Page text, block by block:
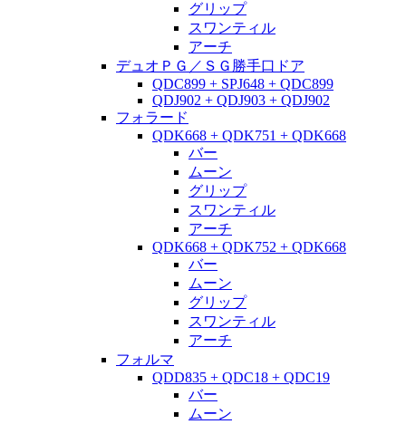
グリップ
スワンティル
アーチ
デュオＰＧ／ＳＧ勝手口ドア
QDC899 + SPJ648 + QDC899
QDJ902 + QDJ903 + QDJ902
フォラード
QDK668 + QDK751 + QDK668
バー
ムーン
グリップ
スワンティル
アーチ
QDK668 + QDK752 + QDK668
バー
ムーン
グリップ
スワンティル
アーチ
フォルマ
QDD835 + QDC18 + QDC19
バー
ムーン